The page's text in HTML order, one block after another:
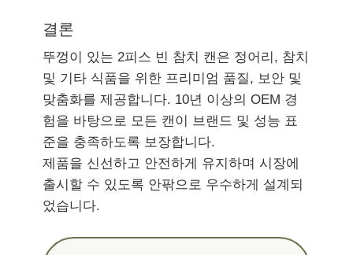
결론
뚜껑이 있는 2피스 빈 참치 캔은 정어리, 참치
및 기타 식품을 위한 프리미엄 품질, 보안 및
맞춤화를 제공합니다. 10년 이상의 OEM 경
험을 바탕으로 모든 캔이 브랜드 및 성능 표
준을 충족하도록 보장합니다.
제품을 신선하고 안전하게 유지하며 시장에
출시할 수 있도록 안팎으로 우수하게 설계되
었습니다.